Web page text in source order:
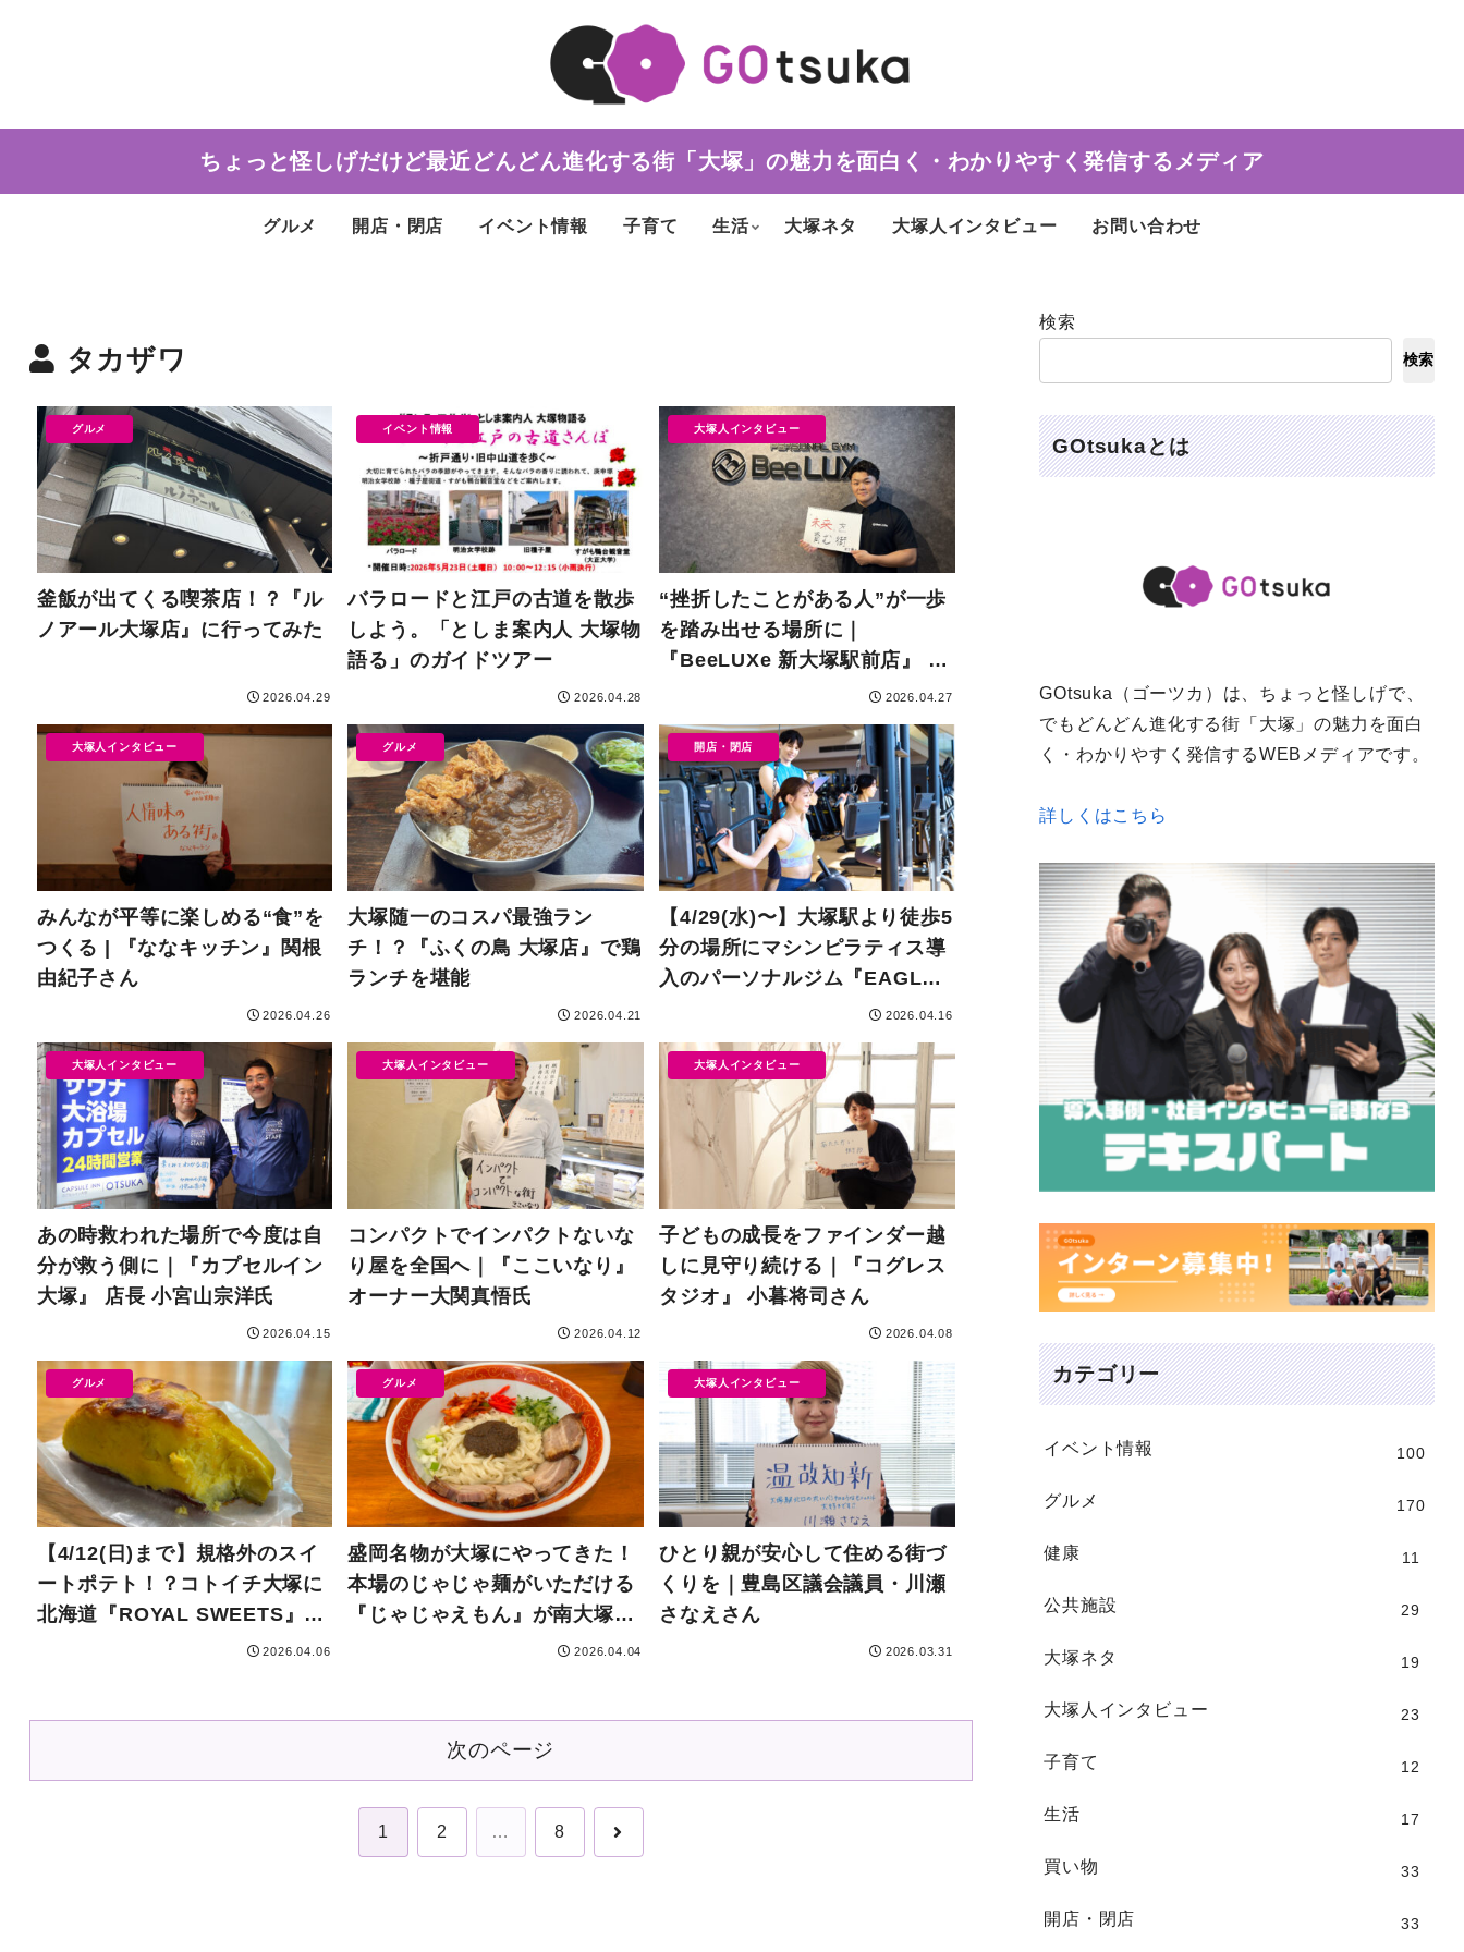
ちょっと怪しげだけど最近どんどん進化する街「大塚」の魅力を面白く・わかりやすく発信するメディア
グルメ 開店・閉店 イベント情報 子育て 生活 大塚ネタ 大塚人インタビュー お問い合わせ
タカザワ
グルメ
釜飯が出てくる喫茶店！？『ル
ノアール大塚店』に行ってみた
2026.04.29
イベント情報
バラロードと江戸の古道を散歩
しよう。「としま案内人 大塚物
語る」のガイドツアー
2026.04.28
大塚人インタビュー
“挫折したことがある人”が一歩
を踏み出せる場所に｜
『BeeLUXe 新大塚駅前店』 木
2026.04.27
大塚人インタビュー
みんなが平等に楽しめる“食”を
つくる | 『ななキッチン』関根
由紀子さん
2026.04.26
グルメ
大塚随一のコスパ最強ラン
チ！？『ふくの鳥 大塚店』で鶏
ランチを堪能
2026.04.21
開店・閉店
【4/29(水)〜】大塚駅より徒歩5
分の場所にマシンピラティス導
入のパーソナルジム『EAGLE
BASE大塚店』がオープン！
2026.04.16
大塚人インタビュー
あの時救われた場所で今度は自
分が救う側に｜『カプセルイン
大塚』 店長 小宮山宗洋氏
2026.04.15
大塚人インタビュー
コンパクトでインパクトないな
り屋を全国へ｜『ここいなり』
オーナー大関真悟氏
2026.04.12
大塚人インタビュー
子どもの成長をファインダー越
しに見守り続ける｜『コグレス
タジオ』 小暮将司さん
2026.04.08
グルメ
【4/12(日)まで】規格外のスイ
ートポテト！？コトイチ大塚に
北海道『ROYAL SWEETS』が
2026.04.06
グルメ
盛岡名物が大塚にやってきた！
本場のじゃじゃ麺がいただける
『じゃじゃえもん』が南大塚に
2026.04.04
大塚人インタビュー
ひとり親が安心して住める街づ
くりを｜豊島区議会議員・川瀬
さなえさん
2026.03.31
次のページ
1 2 … 8 次
検索
検索
GOtsukaとは
GOtsuka（ゴーツカ）は、ちょっと怪しげで、
でもどんどん進化する街「大塚」の魅力を面白
く・わかりやすく発信するWEBメディアです。
詳しくはこちら
カテゴリー
イベント情報 100
グルメ 170
健康 11
公共施設 29
大塚ネタ 19
大塚人インタビュー 23
子育て 12
生活 17
買い物 33
開店・閉店 33